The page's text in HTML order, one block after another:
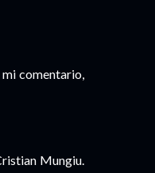
comentario,
Mungiu.